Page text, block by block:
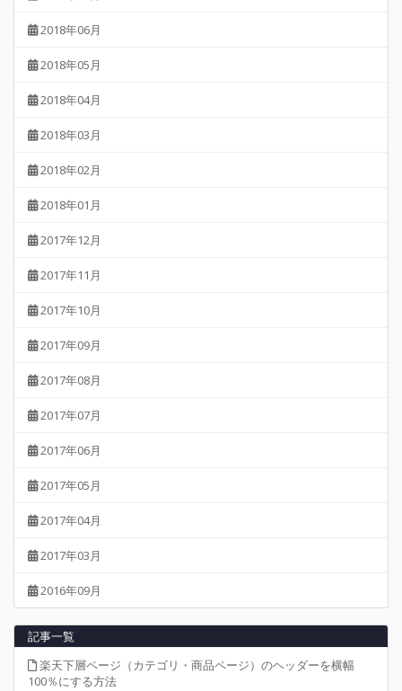
2018年06月
2018年05月
2018年04月
2018年03月
2018年02月
2018年01月
2017年12月
2017年11月
2017年10月
2017年09月
2017年08月
2017年07月
2017年06月
2017年05月
2017年04月
2017年03月
2016年09月
記事一覧
楽天下層ページ（カテゴリ・商品ページ）のヘッダーを横幅
100％にする方法